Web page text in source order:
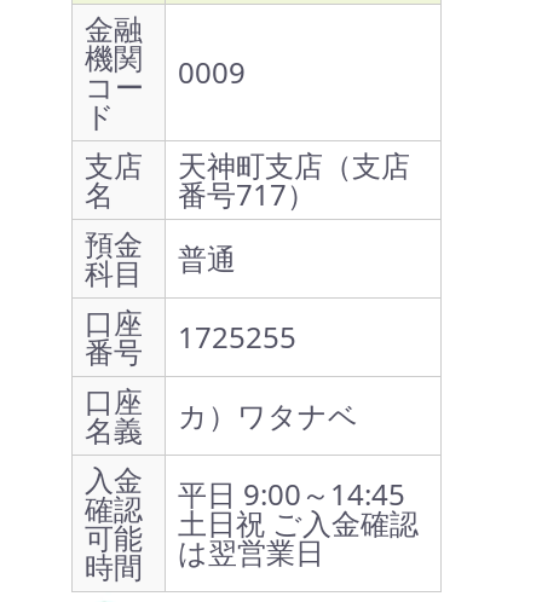
金融
機関
コー
ド
0009
支店
名
天神町支店（支店
番号717）
預金
科目
普通
口座
番号
1725255
口座
名義
カ）ワタナベ
入金
確認
可能
時間
平日 9:00～14:45
土日祝 ご入金確認
は翌営業日